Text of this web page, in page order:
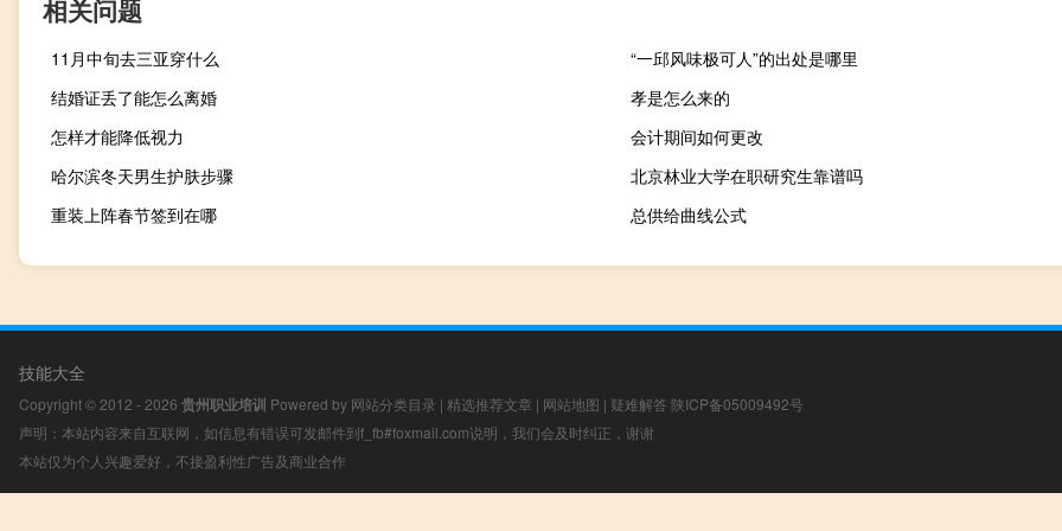
相关问题
11月中旬去三亚穿什么
“一邱风味极可人”的出处是哪里
结婚证丢了能怎么离婚
孝是怎么来的
怎样才能降低视力
会计期间如何更改
哈尔滨冬天男生护肤步骤
北京林业大学在职研究生靠谱吗
重装上阵春节签到在哪
总供给曲线公式
技能大全
Copyright © 2012 - 2026 贵州职业培训 Powered by 网站分类目录 | 精选推荐文章 | 网站地图 | 疑难解答 陕ICP备05009492号
声明：本站内容来自互联网，如信息有错误可发邮件到f_fb#foxmail.com说明，我们会及时纠正，谢谢
本站仅为个人兴趣爱好，不接盈利性广告及商业合作